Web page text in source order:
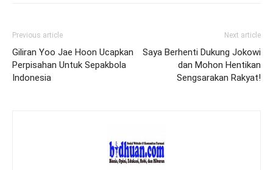
Previous article
Giliran Yoo Jae Hoon Ucapkan
Perpisahan Untuk Sepakbola
Indonesia
Next article
Saya Berhenti Dukung Jokowi
dan Mohon Hentikan
Sengsarakan Rakyat!